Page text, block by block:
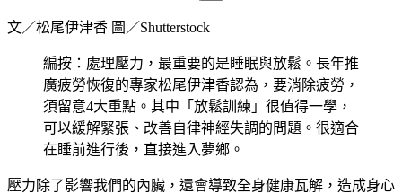
文／松尾伊津香 圖／Shutterstock
編按：處理壓力，最重要的是睡眠與放鬆。長年推
廣疲勞恢復的專家松尾伊津香認為，要消除疲勞，
須留意4大重點。其中「放鬆訓練」很值得一學，
可以緩解緊張、改善自律神經失調的問題。很適合
在睡前進行後，直接進入夢鄉。
壓力除了影響我們的內臟，還會導致全身健康瓦解，造成身心